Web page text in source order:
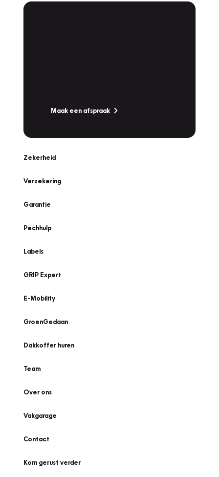
Maak een afspraak
Zekerheid
Verzekering
Garantie
Pechhulp
Labels
GRIP Expert
E-Mobility
GroenGedaan
Dakkoffer huren
Team
Over ons
Vakgarage
Contact
Kom gerust verder